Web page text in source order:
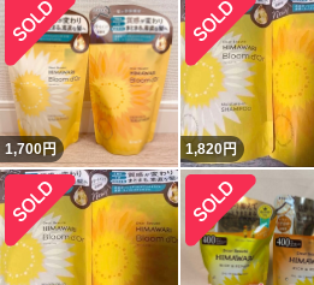
1,700円 1,820円